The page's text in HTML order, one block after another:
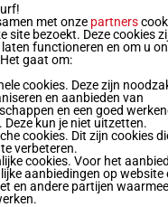
met onze partners
site bezoekt. Deze cookies
functioneren en om u
gaat om:
cookies. Deze zijn
en aanbieden van
en een goed
Deze kun je niet uitzetten.
cookies. Dit zijn cookies
verbeteren.
cookies. Voor het
aanbiedingen op website
en andere partijen